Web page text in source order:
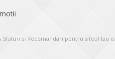
Sfaturi si Recomandari pentru siteul tau is